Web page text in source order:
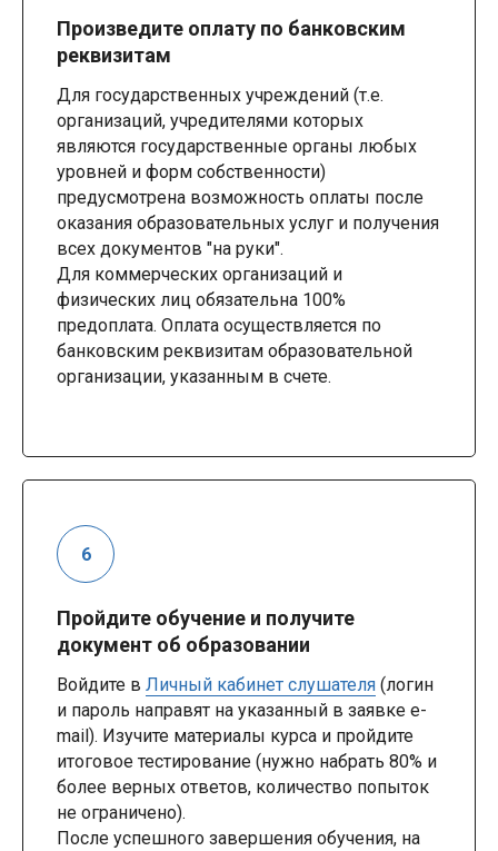
Произведите оплату по банковским
реквизитам
Для государственных учреждений (т.е.
организаций, учредителями которых
являются государственные органы любых
уровней и форм собственности)
предусмотрена возможность оплаты после
оказания образовательных услуг и получения
всех документов "на руки".
Для коммерческих организаций и
физических лиц обязательна 100%
предоплата. Оплата осуществляется по
банковским реквизитам образовательной
организации, указанным в счете.
Пройдите обучение и получите
документ об образовании
Войдите в Личный кабинет слушателя (логин
и пароль направят на указанный в заявке e-
mail). Изучите материалы курса и пройдите
итоговое тестирование (нужно набрать 80% и
более верных ответов, количество попыток
не ограничено).
После успешного завершения обучения, на